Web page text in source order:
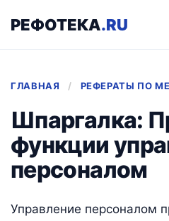
РЕФОТЕКА.RU
ГЛАВНАЯ / РЕФЕРАТЫ ПО
Шпаргалка:
функции
персоналом
Управление персоналом